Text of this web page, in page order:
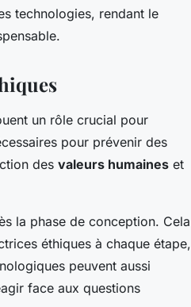
technologies, rendant le
un rôle crucial pour
pour prévenir des
des valeurs humaines et
la phase de conception. Cela
éthiques à chaque étape,
peuvent aussi
face aux questions